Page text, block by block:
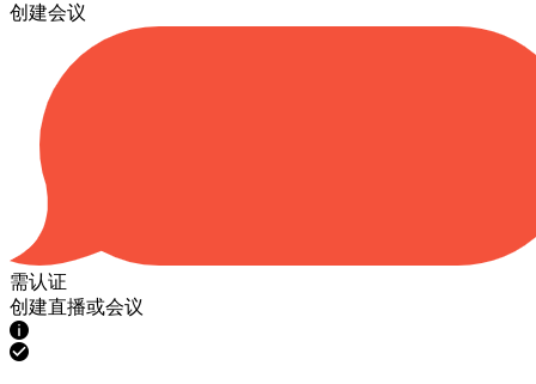
创建会议
需认证
创建直播或会议